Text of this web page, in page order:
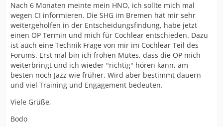
Nach 6 Monaten meinte mein HNO, ich sollte mich mal
wegen CI informieren. Die SHG im Bremen hat mir sehr
weitergeholfen in der Entscheidungsfindung, habe jetzt
einen OP Termin und mich für Cochlear entschieden. Dazu
ist auch eine Technik Frage von mir im Cochlear Teil des
Forums. Erst mal bin ich frohen Mutes, dass die OP mich
weiterbringt und ich wieder "richtig" hören kann, am
besten noch Jazz wie früher. Wird aber bestimmt dauern
und viel Training und Engagement bedeuten.
Viele Grüße,
Bodo